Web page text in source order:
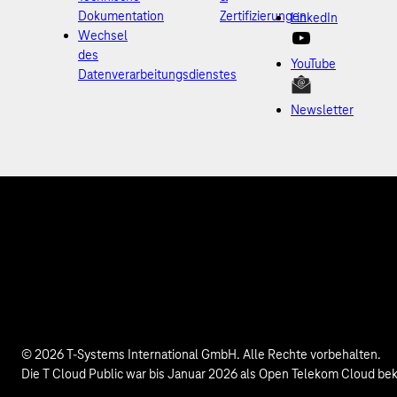
Dokumentation
Wechsel
des
Datenverarbeitungsdienstes
ZertifizierungenLinkedIn
YouTube
Newsletter
© 2026 T-Systems International GmbH. Alle Rechte vorbehalten.
Die T Cloud Public war bis Januar 2026 als Open Telekom Cloud